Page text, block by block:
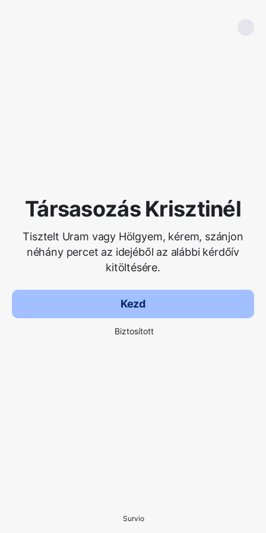
Társasozás Krisztinél
Tisztelt Uram vagy Hölgyem, kérem, szánjon
néhány percet az idejéből az alábbi kérdőív
kitöltésére.
Kezd
Biztosított
Survio